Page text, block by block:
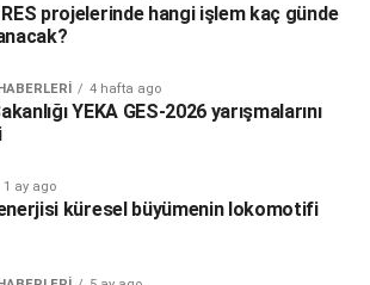
RES projelerinde hangi işlem kaç günde
4 hafta ago
YEKA GES-2026 yarışmalarını
1 ay ago
küresel büyümenin lokomotifi